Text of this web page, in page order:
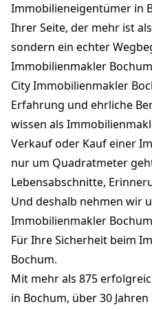
Immobilieneigentümer in
Ihrer Seite, der mehr ist
sondern ein echter
Immobilienmakler
City Immobilienmakler
Erfahrung und ehrliche
wissen als
Verkauf oder Kauf einer
nur um Quadratmeter
Lebensabschnitte,
Und deshalb nehmen wir
Immobilienmakler
Für Ihre Sicherheit beim
Bochum.
Mit mehr als 875
in Bochum, über 30